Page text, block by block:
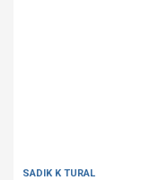
SADIK K TURAL